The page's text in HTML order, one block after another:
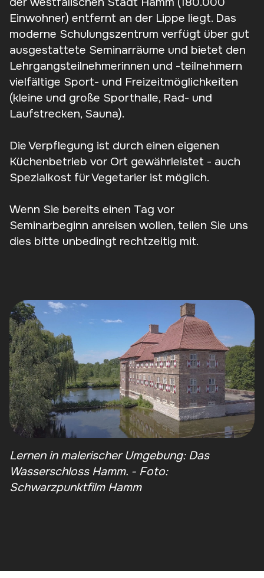
Einwohner) entfernt an der Lippe liegt. Das
moderne Schulungszentrum verfügt über gut
ausgestattete Seminarräume und bietet den
Lehrgangsteilnehmerinnen und -teilnehmern
vielfältige Sport- und Freizeitmöglichkeiten
(kleine und große Sporthalle, Rad- und
Laufstrecken, Sauna).
Die Verpflegung ist durch einen eigenen
Küchenbetrieb vor Ort gewährleistet - auch
Spezialkost für Vegetarier ist möglich.
Wenn Sie bereits einen Tag vor
Seminarbeginn anreisen wollen, teilen Sie uns
dies bitte unbedingt rechtzeitig mit.
Lernen in malerischer Umgebung: Das
Wasserschloss Hamm. - Foto:
Schwarzpunktfilm Hamm